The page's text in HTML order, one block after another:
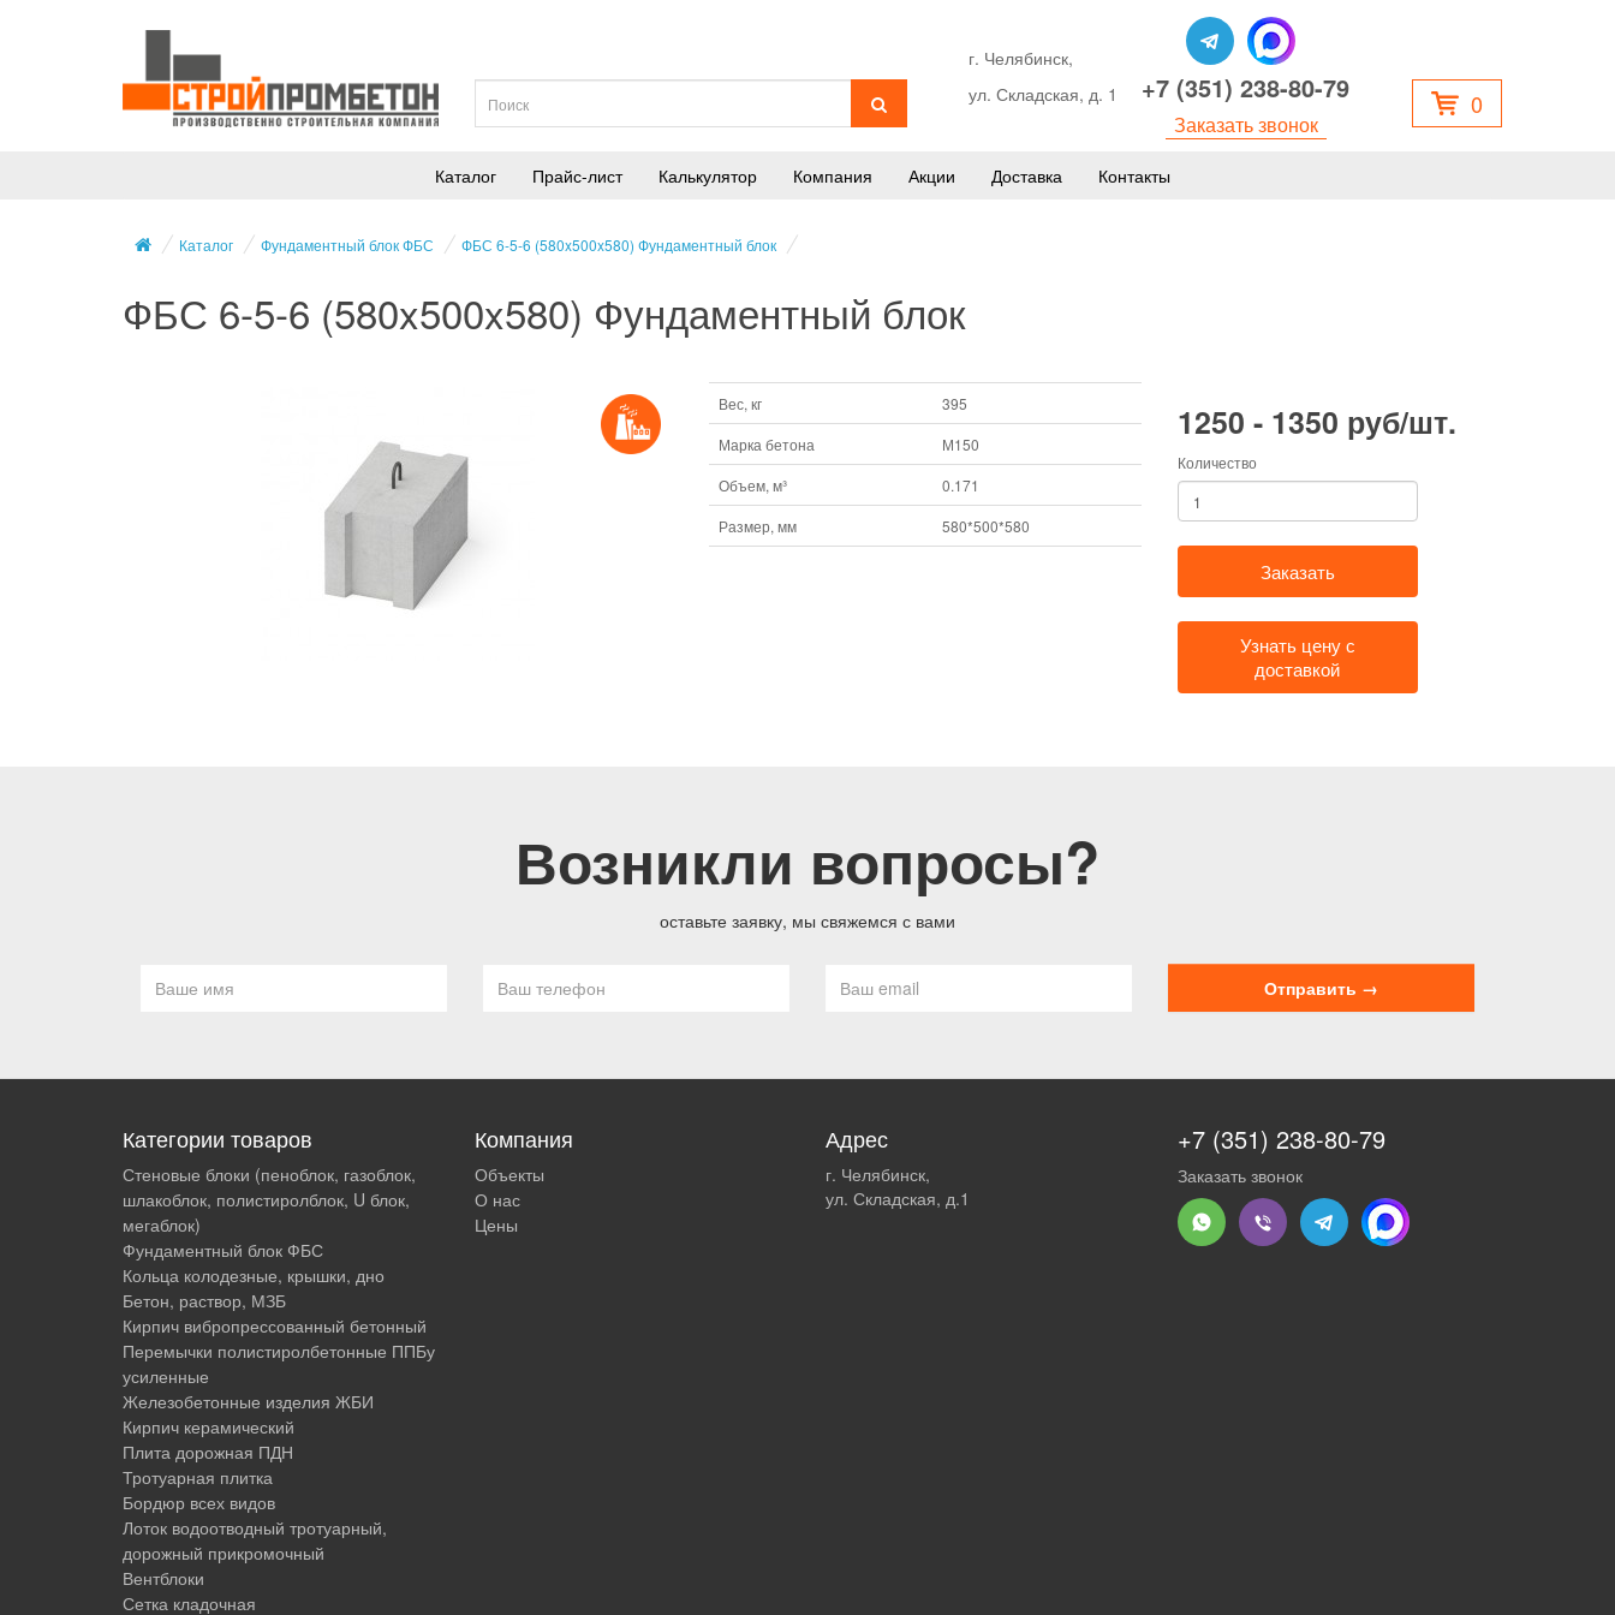
0
г. Челябинск,
ул. Складская, д. 1
+7 (351) 238-80-79
Заказать звонок
Каталог Прайс-лист Калькулятор Компания Акции Доставка Контакты
Каталог Фундаментный блок ФБС ФБС 6-5-6 (580x500x580) Фундаментный блок
ФБС 6-5-6 (580x500x580) Фундаментный блок
Вес, кг
395
Марка бетона
М150
Объем, м³
0.171
Размер, мм
580*500*580
1250 - 1350 руб/шт.
Количество
Заказать
Узнать цену с
доставкой
Возникли вопросы?
оставьте заявку, мы свяжемся с вами
Категории товаров
Стеновые блоки (пеноблок, газоблок,
шлакоблок, полистиролблок, U блок,
мегаблок)
Фундаментный блок ФБС
Кольца колодезные, крышки, дно
Бетон, раствор, МЗБ
Кирпич вибропрессованный бетонный
Перемычки полистиролбетонные ППБу
усиленные
Железобетонные изделия ЖБИ
Кирпич керамический
Плита дорожная ПДН
Тротуарная плитка
Бордюр всех видов
Лоток водоотводный тротуарный,
дорожный прикромочный
Вентблоки
Сетка кладочная
Компания
Объекты
О нас
Цены
Адрес
г. Челябинск,
ул. Складская, д.1
+7 (351) 238-80-79
Заказать звонок